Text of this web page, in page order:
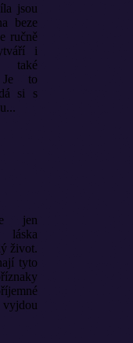
jsou
beze
ručně
i
také
Je to
si s
jen
život.
tyto
vyjdou